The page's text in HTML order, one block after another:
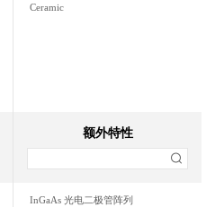
Ceramic
额外特性
InGaAs 光电二极管阵列